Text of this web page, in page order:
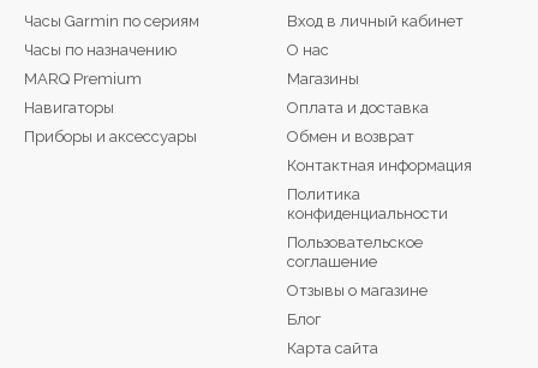
Интуитивный интерфейс и
сенсорным TFT‑дисплеем, который отличается четкой
условиях освещения. Его размер составляет около 25,4 ×
и графики, не перегружая компактный экран.
стеклом Corning® Gorilla® Glass 3, устойчивым к царапинам и
с декоративным узором на поверхности экран
минималистичный дизайн и обеспечивает
Часы Garmin по сериям
Часы по назначению
MARQ Premium
Навигаторы
Приборы и аксессуары
Вход в личный кабинет
О нас
Магазины
Оплата и доставка
Обмен и возврат
Контактная информация
Политика
конфиденциальности
Пользовательское
соглашение
Отзывы о магазине
Блог
Карта сайта